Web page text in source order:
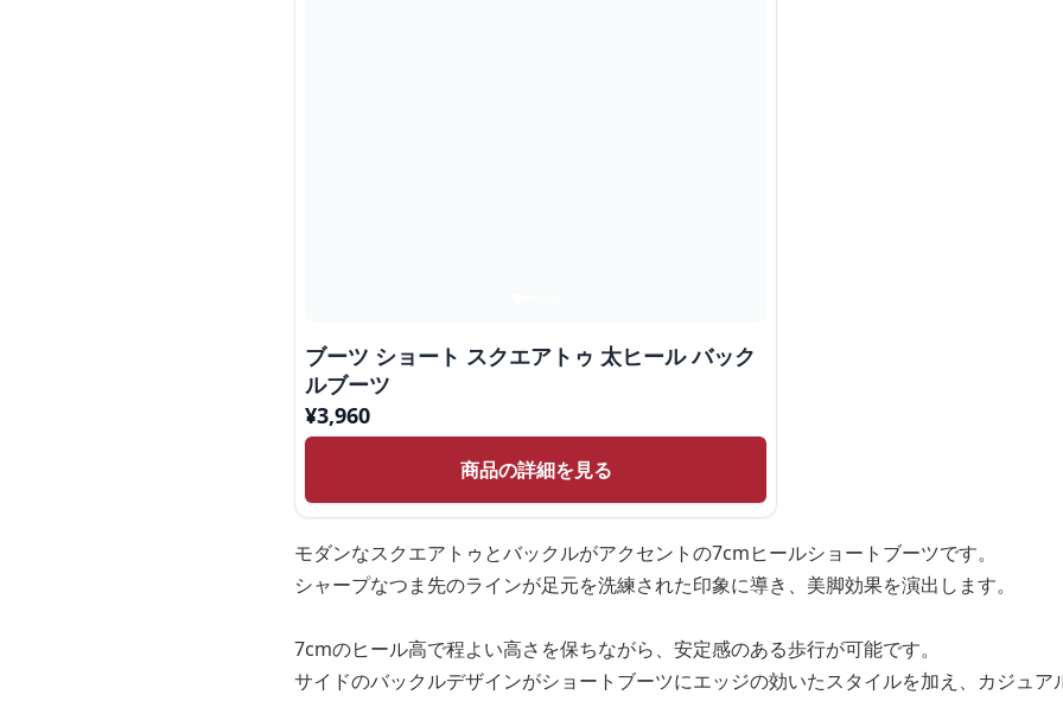
ブーツ ショート スクエアトゥ 太ヒール バック
ルブーツ
¥3,960
商品の詳細を見る
モダンなスクエアトゥとバックルがアクセントの7cmヒールショートブーツです。
シャープなつま先のラインが足元を洗練された印象に導き、美脚効果を演出します。
7cmのヒール高で程よい高さを保ちながら、安定感のある歩行が可能です。
サイドのバックルデザインがショートブーツにエッジの効いたスタイルを加え、カジュ